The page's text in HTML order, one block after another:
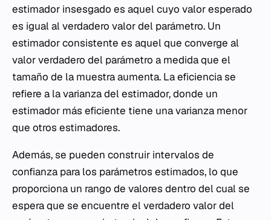
estimador insesgado es aquel cuyo valor esperado
es igual al verdadero valor del parámetro. Un
estimador consistente es aquel que converge al
valor verdadero del parámetro a medida que el
tamaño de la muestra aumenta. La eficiencia se
refiere a la varianza del estimador, donde un
estimador más eficiente tiene una varianza menor
que otros estimadores.
Además, se pueden construir intervalos de
confianza para los parámetros estimados, lo que
proporciona un rango de valores dentro del cual se
espera que se encuentre el verdadero valor del